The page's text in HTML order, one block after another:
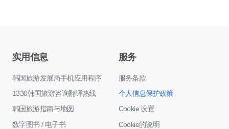
实用信息
韩国旅游发展局手机应用程序
1330韩国旅游咨询翻译热线
韩国旅游指南与地图
数字图书 / 电子书
服务
服务条款
个人信息保护政策
Cookie 设置
Cookie的说明